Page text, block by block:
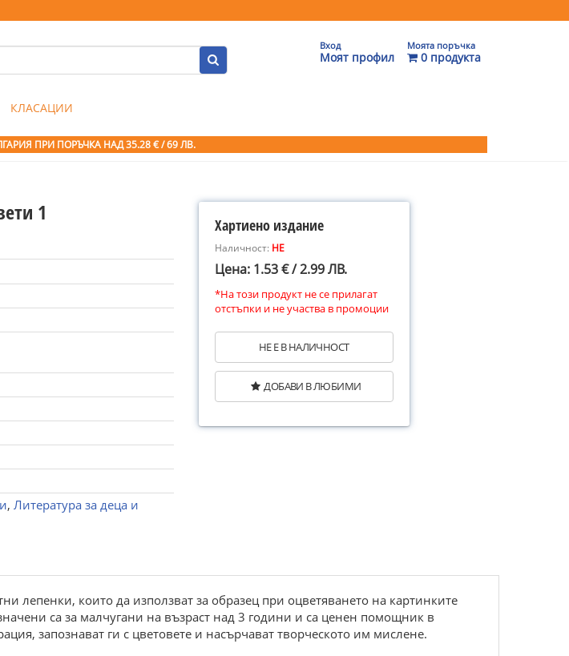
Вход
Моят профил
Моята поръчка
0 продукта
КЛАСАЦИИ
ПРИ ПОРЪЧКА НАД 35.28 € / 69 ЛВ.
1
, Литература за деца и
Хартиено издание
Наличност: НЕ
Цена: 1.53 € / 2.99 ЛВ.
*На този продукт не се прилагат
отстъпки и не участва в промоции
НЕ Е В НАЛИЧНОСТ
ДОБАВИ В ЛЮБИМИ
лепенки, които да използват за образец при оцветяването на картинките
са за малчугани на възраст над 3 години и са ценен помощник в
запознават ги с цветовете и насърчават творческото им мислене.